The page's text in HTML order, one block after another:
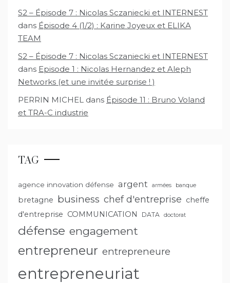
S2 – Épisode 7 : Nicolas Sczaniecki et INTERNEST
dans Épisode 4 (1/2) : Karine Joyeux et ELIKA
TEAM
S2 – Épisode 7 : Nicolas Sczaniecki et INTERNEST
dans Episode 1 : Nicolas Hernandez et Aleph
Networks (et une invitée surprise ! )
PERRIN MICHEL dans Épisode 11 : Bruno Voland
et TRA-C industrie
TAG
agence innovation défense argent armées banque
bretagne business chef d'entreprise cheffe
d'entreprise COMMUNICATION DATA doctorat
défense engagement
entrepreneur entrepreneure
entrepreneuriat